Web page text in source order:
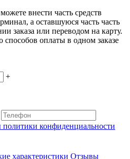
внести часть средств
а оставшуюся часть часть
заказа или переводом на карту.
способов оплаты в одном заказе
+
политики конфиденциальности
характеристики Отзывы